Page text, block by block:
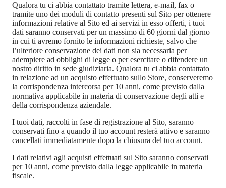
Qualora tu ci abbia contattato tramite lettera, e-mail, fax o
tramite uno dei moduli di contatto presenti sul Sito per ottenere
informazioni relative al Sito ed ai servizi in esso offerti, i tuoi
dati saranno conservati per un massimo di 60 giorni dal giorno
in cui ti avremo fornito le informazioni richieste, salvo che
l’ulteriore conservazione dei dati non sia necessaria per
adempiere ad obblighi di legge o per esercitare o difendere un
nostro diritto in sede giudiziaria. Qualora tu ci abbia contattato
in relazione ad un acquisto effettuato sullo Store, conserveremo
la corrispondenza intercorsa per 10 anni, come previsto dalla
normativa applicabile in materia di conservazione degli atti e
della corrispondenza aziendale.
I tuoi dati, raccolti in fase di registrazione al Sito, saranno
conservati fino a quando il tuo account resterà attivo e saranno
cancellati immediatamente dopo la chiusura del tuo account.
I dati relativi agli acquisti effettuati sul Sito saranno conservati
per 10 anni, come previsto dalla legge applicabile in materia
fiscale.